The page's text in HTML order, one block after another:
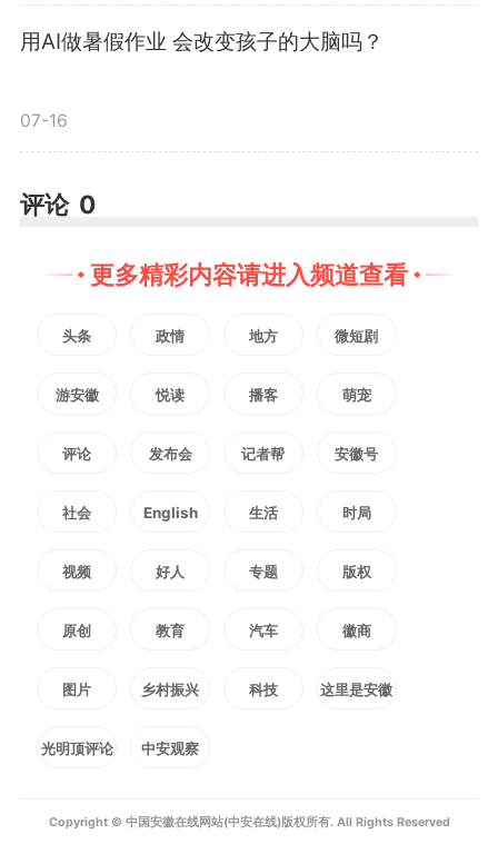
本科提前批投档录取；7月16日，
月17日至19日，国家专项、地方专
项投档录取；7月20日，高职（专
高职（专科）提前批征集志愿投档
录取；7月23日，高校专项投档录
取。7月25日至30日，普通本科批
平行志愿投档录取；8月1日至2
日，普通本科批征集志愿投档录
取。8月7日至10日，高职（专科）
批平行志愿投档录取；8月12日至
用AI做暑假作业 会改变孩子的大脑吗？
07-16
评论 0
更多精彩内容请进入频道查看
头条 政情 地方 微短剧
游安徽 悦读 播客 萌宠
评论 发布会 记者帮 安徽号
社会 English 生活 时局
视频 好人 专题 版权
原创 教育 汽车 徽商
图片 乡村振兴 科技 这里是安徽
光明顶评论 中安观察
Copyright © 中国安徽在线网站(中安在线)版权所有. All Rights Reserved